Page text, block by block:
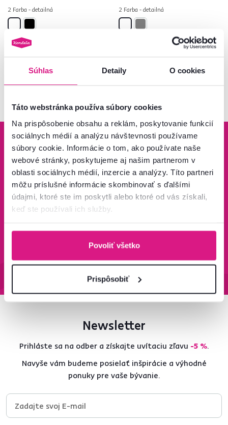
Súhlas Detaily O cookies
Táto webstránka používa súbory cookies
Na prispôsobenie obsahu a reklám, poskytovanie funkcií
sociálnych médií a analýzu návštevnosti používame
súbory cookie. Informácie o tom, ako používate naše
webové stránky, poskytujeme aj našim partnerom v
oblasti sociálnych médií, inzercie a analýzy. Títo partneri
môžu príslušné informácie skombinovať s ďalšími
údajmi, ktoré ste im poskytli alebo ktoré od vás získali,
keď ste používali ich služby.
Povoliť všetko
Prispôsobiť
2 Farba - detailná 2 Farba - detailná
Pozreli ste4produktov z
Bezpečný nákup
Zistiť viac
Doprava od 199 €
zadarmo
Zisti viac
Zistiť viac
Zistiť viac
Newsletter
Prihláste sa na odber a získajte uvítaciu zľavu -5 %.
Navyše vám budeme posielať inšpirácie a výhodné
ponuky pre vaše bývanie.